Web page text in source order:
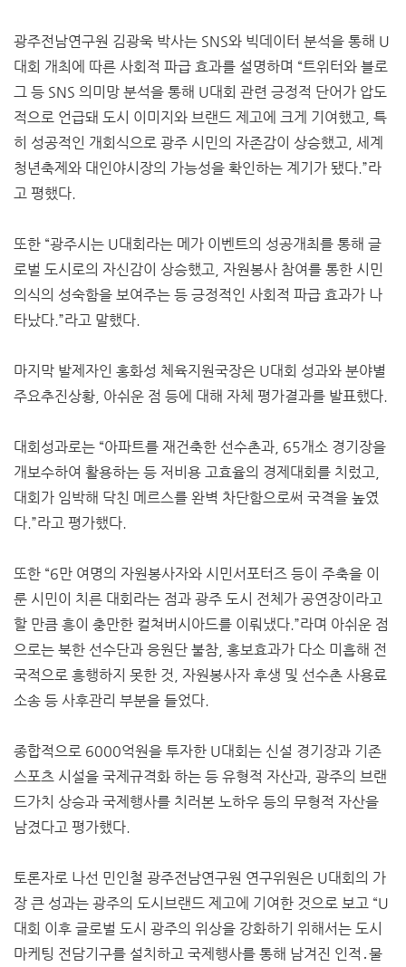
광주전남연구원 김광욱 박사는 SNS와 빅데이터 분석을 통해 U
대회 개최에 따른 사회적 파급 효과를 설명하며 “트위터와 블로
그 등 SNS 의미망 분석을 통해 U대회 관련 긍정적 단어가 압도
적으로 언급돼 도시 이미지와 브랜드 제고에 크게 기여했고, 특
히 성공적인 개회식으로 광주 시민의 자존감이 상승했고, 세계
청년축제와 대인야시장의 가능성을 확인하는 계기가 됐다.”라
고 평했다.
또한 “광주시는 U대회라는 메가 이벤트의 성공개최를 통해 글
로벌 도시로의 자신감이 상승했고, 자원봉사 참여를 통한 시민
의식의 성숙함을 보여주는 등 긍정적인 사회적 파급 효과가 나
타났다.”라고 말했다.
마지막 발제자인 홍화성 체육지원국장은 U대회 성과와 분야별
주요추진상황, 아쉬운 점 등에 대해 자체 평가결과를 발표했다.
대회성과로는 “아파트를 재건축한 선수촌과, 65개소 경기장을
개보수하여 활용하는 등 저비용 고효율의 경제대회를 치렀고,
대회가 임박해 닥친 메르스를 완벽 차단함으로써 국격을 높였
다.”라고 평가했다.
또한 “6만 여명의 자원봉사자와 시민서포터즈 등이 주축을 이
룬 시민이 치른 대회라는 점과 광주 도시 전체가 공연장이라고
할 만큼 흥이 충만한 컬쳐버시아드를 이뤄냈다.”라며 아쉬운 점
으로는 북한 선수단과 응원단 불참, 홍보효과가 다소 미흡해 전
국적으로 흥행하지 못한 것, 자원봉사자 후생 및 선수촌 사용료
소송 등 사후관리 부분을 들었다.
종합적으로 6000억원을 투자한 U대회는 신설 경기장과 기존
스포츠 시설을 국제규격화 하는 등 유형적 자산과, 광주의 브랜
드가치 상승과 국제행사를 치러본 노하우 등의 무형적 자산을
남겼다고 평가했다.
토론자로 나선 민인철 광주전남연구원 연구위원은 U대회의 가
장 큰 성과는 광주의 도시브랜드 제고에 기여한 것으로 보고 “U
대회 이후 글로벌 도시 광주의 위상을 강화하기 위해서는 도시
마케팅 전담기구를 설치하고 국제행사를 통해 남겨진 인적․물